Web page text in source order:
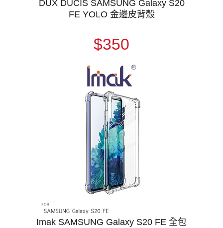
DUX DUCIS SAMSUNG Galaxy S20
FE YOLO 金邊皮背殼
$350
Imak SAMSUNG Galaxy S20 FE 全包